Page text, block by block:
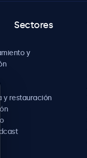
Sectores
y
y restauración